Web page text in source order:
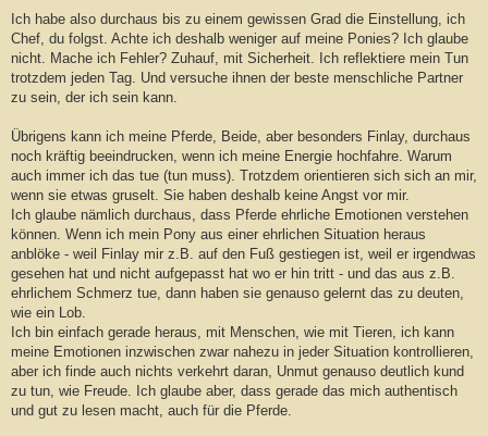
Ich habe also durchaus bis zu einem gewissen Grad die Einstellung, ich
Chef, du folgst. Achte ich deshalb weniger auf meine Ponies? Ich glaube
nicht. Mache ich Fehler? Zuhauf, mit Sicherheit. Ich reflektiere mein Tun
trotzdem jeden Tag. Und versuche ihnen der beste menschliche Partner
zu sein, der ich sein kann.
Übrigens kann ich meine Pferde, Beide, aber besonders Finlay, durchaus
noch kräftig beeindrucken, wenn ich meine Energie hochfahre. Warum
auch immer ich das tue (tun muss). Trotzdem orientieren sich sich an mir,
wenn sie etwas gruselt. Sie haben deshalb keine Angst vor mir.
Ich glaube nämlich durchaus, dass Pferde ehrliche Emotionen verstehen
können. Wenn ich mein Pony aus einer ehrlichen Situation heraus
anblöke - weil Finlay mir z.B. auf den Fuß gestiegen ist, weil er irgendwas
gesehen hat und nicht aufgepasst hat wo er hin tritt - und das aus z.B.
ehrlichem Schmerz tue, dann haben sie genauso gelernt das zu deuten,
wie ein Lob.
Ich bin einfach gerade heraus, mit Menschen, wie mit Tieren, ich kann
meine Emotionen inzwischen zwar nahezu in jeder Situation kontrollieren,
aber ich finde auch nichts verkehrt daran, Unmut genauso deutlich kund
zu tun, wie Freude. Ich glaube aber, dass gerade das mich authentisch
und gut zu lesen macht, auch für die Pferde.